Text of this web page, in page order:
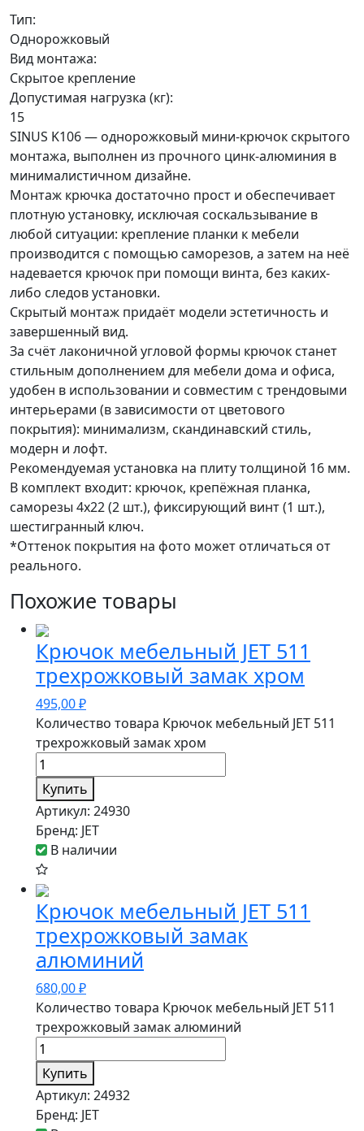
Тип:
Однорожковый
Вид монтажа:
Скрытое крепление
Допустимая нагрузка (кг):
15
SINUS K106 — однорожковый мини-крючок скрытого
монтажа, выполнен из прочного цинк-алюминия в
минималистичном дизайне.
Монтаж крючка достаточно прост и обеспечивает
плотную установку, исключая соскальзывание в
любой ситуации: крепление планки к мебели
производится с помощью саморезов, а затем на неё
надевается крючок при помощи винта, без каких-
либо следов установки.
Скрытый монтаж придаёт модели эстетичность и
завершенный вид.
За счёт лаконичной угловой формы крючок станет
стильным дополнением для мебели дома и офиса,
удобен в использовании и совместим с трендовыми
интерьерами (в зависимости от цветового
покрытия): минимализм, скандинавский стиль,
модерн и лофт.
Рекомендуемая установка на плиту толщиной 16 мм.
В комплект входит: крючок, крепёжная планка,
саморезы 4х22 (2 шт.), фиксирующий винт (1 шт.),
шестигранный ключ.
*Оттенок покрытия на фото может отличаться от
реального.
Похожие товары
Крючок мебельный JET 511
трехрожковый замак хром
495,00₽
Количество товара Крючок мебельный JET 511
трехрожковый замак хром
Купить
Артикул: 24930
Бренд: JET
В наличии
Крючок мебельный JET 511
трехрожковый замак
алюминий
680,00₽
Количество товара Крючок мебельный JET 511
трехрожковый замак алюминий
Купить
Артикул: 24932
Бренд: JET